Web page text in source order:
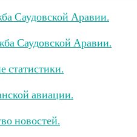
Саудовской Аравии.
Саудовской Аравии.
статистики.
авиации.
новостей.